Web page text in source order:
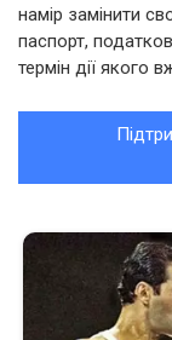
намір замінити
паспорт,
термін дії якого